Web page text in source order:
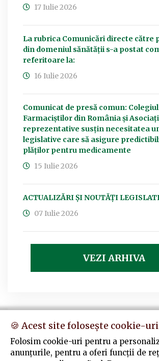
17 Iulie 2026
La rubrica Comunicări directe către
din domeniul sănătății s-a postat
referitoare la:
16 Iulie 2026
Comunicat de presă comun: Colegiul
Farmaciștilor din România și
reprezentative susțin necesitatea
legislative care să asigure
plăților pentru medicamente
15 Iulie 2026
ACTUALIZĂRI ȘI NOUTĂȚI
07 Iulie 2026
VEZI ARHIVA
Contact
Str. Doinei 1A, Alba Iulia, cod
🍪 Acest site folosește cookie-uri
Folosim cookie-uri pentru a
anunțurile, pentru a oferi funcții de